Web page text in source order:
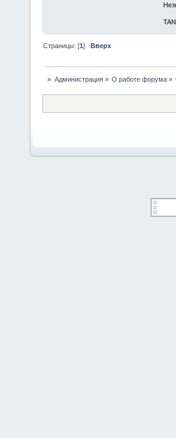
Страницы: [1]Вверх
» Администрация» О работе форума»